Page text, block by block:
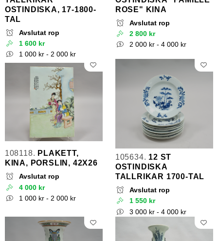
OSTINDISKA, 17-1800-
TAL
Avslutat rop
1 600 kr
1 000 kr - 2 000 kr
ROSE" KINA
Avslutat rop
2 800 kr
2 000 kr - 4 000 kr
108118. PLAKETT,
KINA, PORSLIN, 42X26
Avslutat rop
4 000 kr
1 000 kr - 2 000 kr
105634. 12 ST
OSTINDISKA
TALLRIKAR 1700-TAL
Avslutat rop
1 550 kr
3 000 kr - 4 000 kr